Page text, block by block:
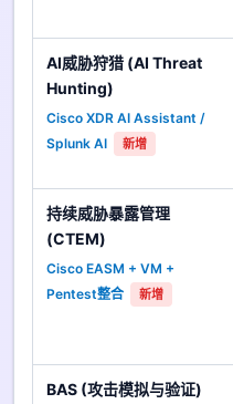
AI威胁狩猎 (AI Threat
Hunting)
Cisco XDR AI Assistant /
Splunk AI
新增
持续威胁暴露管理
(CTEM)
Cisco EASM + VM +
Pentest整合
新增
BAS (攻击模拟与验证)